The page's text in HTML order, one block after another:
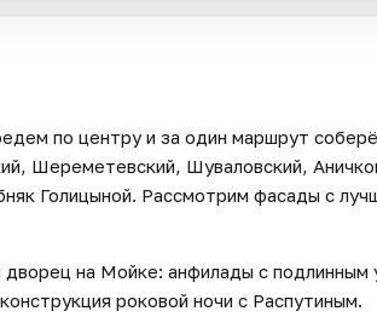
по центру и за один маршрут
Шереметевский, Шуваловский,
Голицыной. Рассмотрим фасады с
на Мойке: анфилады с подлинным
роковой ночи с Распутиным.